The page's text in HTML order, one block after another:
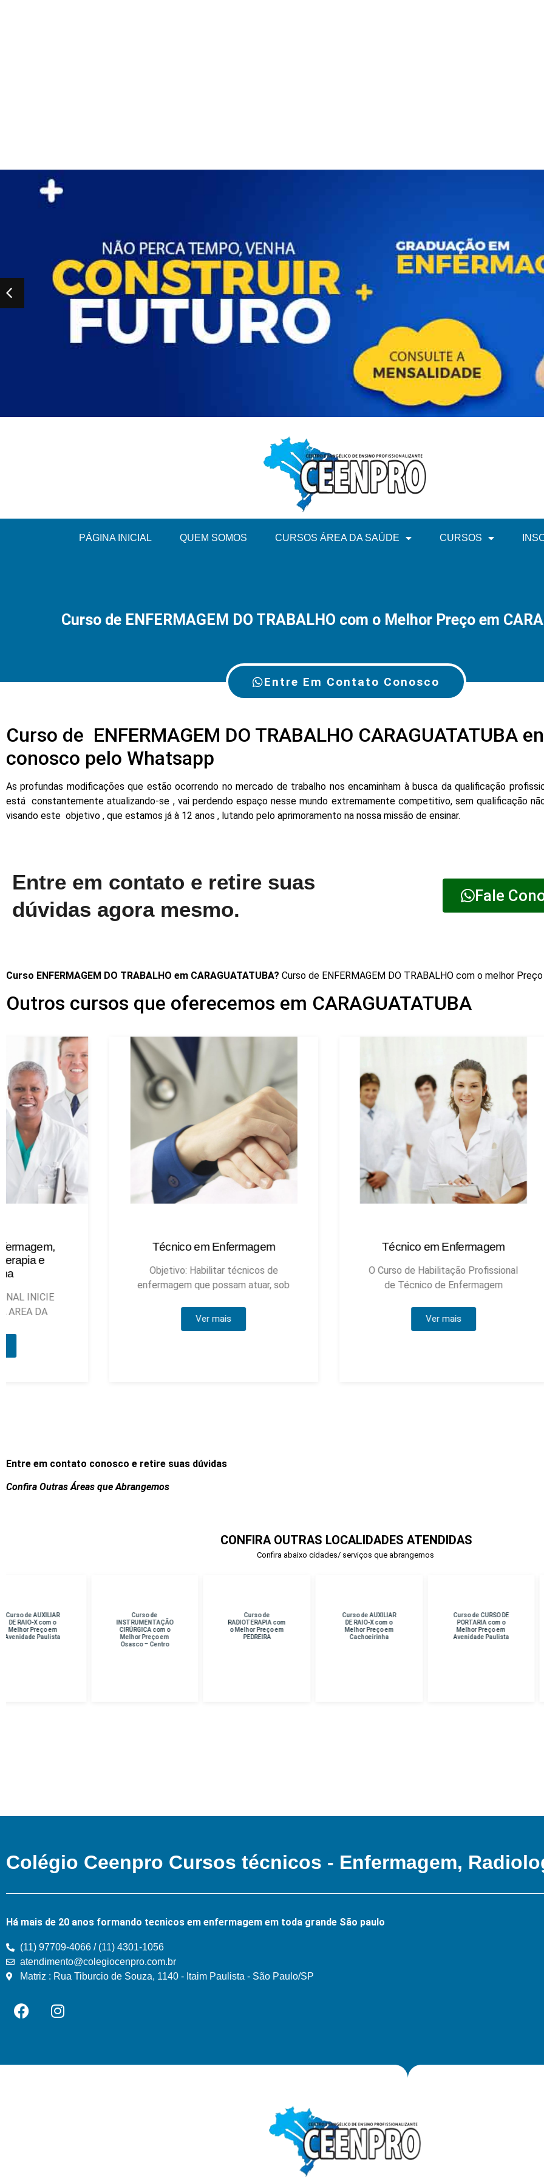
PÁGINA INICIAL QUEM SOMOS CURSOS ÁREA DA SAÚDE CURSOS
Curso de ENFERMAGEM DO TRABALHO com o Melhor Preço em
Entre Em Contato Conosco
Curso de ENFERMAGEM DO TRABALHO CARAGUATATUBA
conosco pelo Whatsapp
As profundas modificações que estão ocorrendo no mercado de trabalho nos encaminham à busca da qualificação
está constantemente atualizando-se , vai perdendo espaço nesse mundo extremamente competitivo, sem qualificação
visando este objetivo , que estamos já à 12 anos , lutando pelo aprimoramento na nossa missão de ensinar.
Entre em contato e retire suas
dúvidas agora mesmo.
Fale
Curso ENFERMAGEM DO TRABALHO em CARAGUATATUBA? Curso de ENFERMAGEM DO TRABALHO com o melhor Preço
Outros cursos que oferecemos em CARAGUATATUBA
Técnico em Enfermagem
Objetivo: Habilitar técnicos de
enfermagem que possam atuar, sob
Técnico em Enfermagem
O Curso de Habilitação Profissional
de Técnico de Enfermagem
Entre em contato conosco e retire suas dúvidas
Confira Outras Áreas que Abrangemos
CONFIRA OUTRAS LOCALIDADES ATENDIDAS
Confira abaixo cidades/ serviços que abrangemos
Curso de
INSTRUMENTAÇÃO
CIRÚRGICA com o
Melhor Preço em
RADIOTERAPIA com
o Melhor Preço em
PEDREIRA
Curso de AUXILIAR
DE RAIO-X com o
Melhor Preço em
Cachoeirinha
Curso de CURSO DE
PORTARIA com o
Melhor Preço em
Avenidade Paulista
Curso de PERICIA
CRIMINAL com o
Melhor Preço em
Unidade Hospital
Colégio Ceenpro Cursos técnicos - Enfermagem,
Há mais de 20 anos formando tecnicos em enfermagem em toda grande São paulo
(11) 97709-4066 / (11) 4301-1056
atendimento@colegiocenpro.com.br
Matriz : Rua Tiburcio de Souza, 1140 - Itaim Paulista - São Paulo/SP